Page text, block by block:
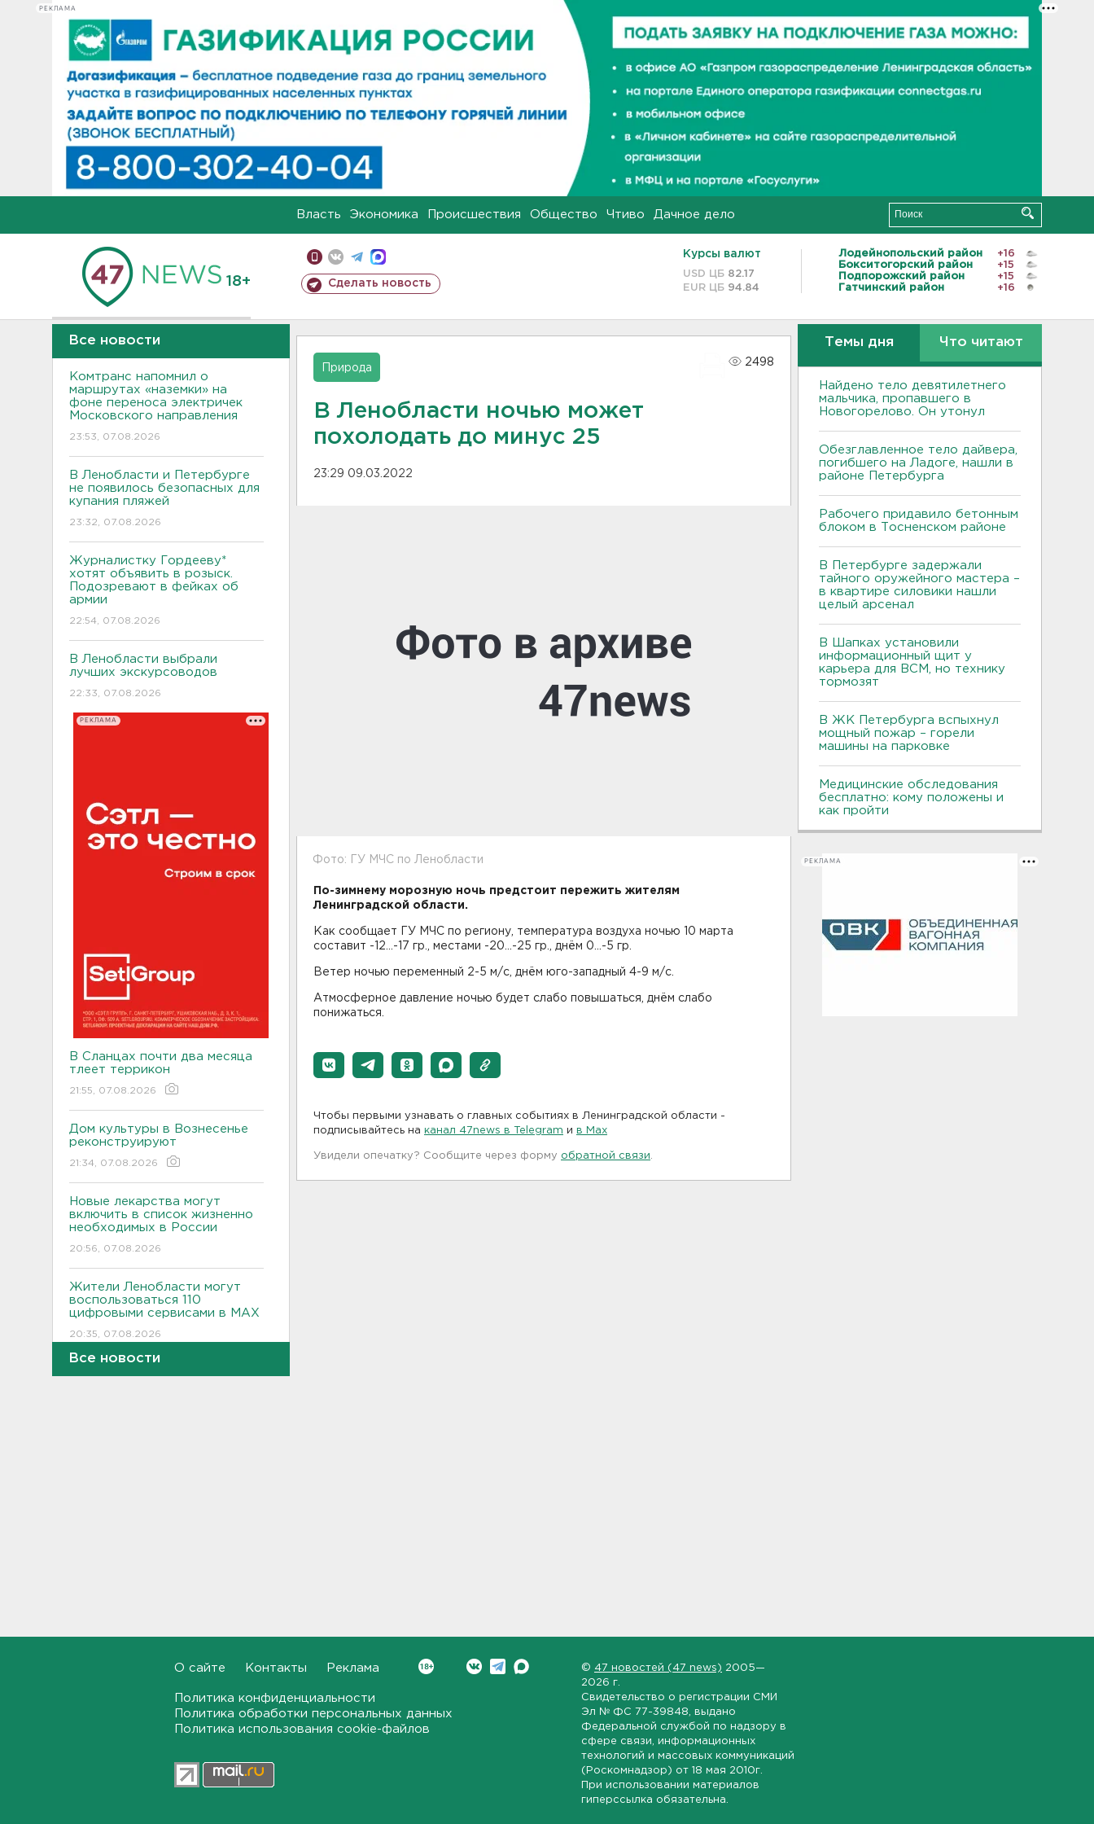
РЕКЛАМА
Власть Экономика Происшествия Общество Чтиво Дачное дело
18+ Сделать новость
Курсы валют
USD ЦБ 82.17
EUR ЦБ 94.84
Лодейнопольский район
+16
Бокситогорский район
+15
Подпорожский район
+15
Гатчинский район
+16
Все новости
Комтранс напомнил о
маршрутах «наземки» на
фоне переноса электричек
Московского направления
23:53, 07.08.2026
В Ленобласти и Петербурге
не появилось безопасных для
купания пляжей
23:32, 07.08.2026
Журналистку Гордееву*
хотят объявить в розыск.
Подозревают в фейках об
армии
22:54, 07.08.2026
В Ленобласти выбрали
лучших экскурсоводов
22:33, 07.08.2026
РЕКЛАМА
В Сланцах почти два месяца
тлеет террикон
21:55, 07.08.2026
Дом культуры в Вознесенье
реконструируют
21:34, 07.08.2026
Новые лекарства могут
включить в список жизненно
необходимых в России
20:56, 07.08.2026
Жители Ленобласти могут
воспользоваться 110
цифровыми сервисами в МАХ
20:35, 07.08.2026
долетели до Ирландии
Больше десятка человек
Все новости
Природа
2498
В Ленобласти ночью может
похолодать до минус 25
23:29 09.03.2022
Фото: ГУ МЧС по Ленобласти
По-зимнему морозную ночь предстоит пережить жителям
Ленинградской области.
Как сообщает ГУ МЧС по региону, температура воздуха ночью 10 марта
составит -12...-17 гр., местами -20...-25 гр., днём 0...-5 гр.
Ветер ночью переменный 2-5 м/с, днём юго-западный 4-9 м/с.
Атмосферное давление ночью будет слабо повышаться, днём слабо
понижаться.
Чтобы первыми узнавать о главных событиях в Ленинградской области -
подписывайтесь на канал 47news в Telegram и в Maх
Увидели опечатку? Сообщите через форму обратной связи
Темы дня Что читают
Найдено тело девятилетнего
мальчика, пропавшего в
Новогорелово. Он утонул
Обезглавленное тело дайвера,
погибшего на Ладоге, нашли в
районе Петербурга
Рабочего придавило бетонным
блоком в Тосненском районе
В Петербурге задержали
тайного оружейного мастера –
в квартире силовики нашли
целый арсенал
В Шапках установили
информационный щит у
карьера для ВСМ, но технику
тормозят
В ЖК Петербурга вспыхнул
мощный пожар – горели
машины на парковке
Медицинские обследования
бесплатно: кому положены и
как пройти
РЕКЛАМА
О сайте Контакты Реклама
Политика конфиденциальности
Политика обработки персональных данных
Политика использования cookie-файлов
© 47 новостей (47 news) 2005—
2026 г.
Свидетельство о регистрации СМИ
Эл № ФС 77-39848 , выдано
Федеральной службой по надзору в
сфере связи, информационных
технологий и массовых коммуникаций
(Роскомнадзор) от 18 мая 2010г.
При использовании материалов
гиперссылка обязательна.